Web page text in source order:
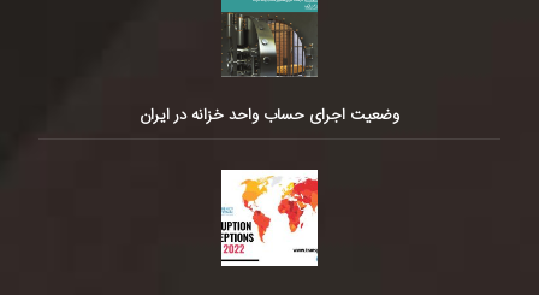
وضعیت اجرای حساب واحد خزانه در ایران